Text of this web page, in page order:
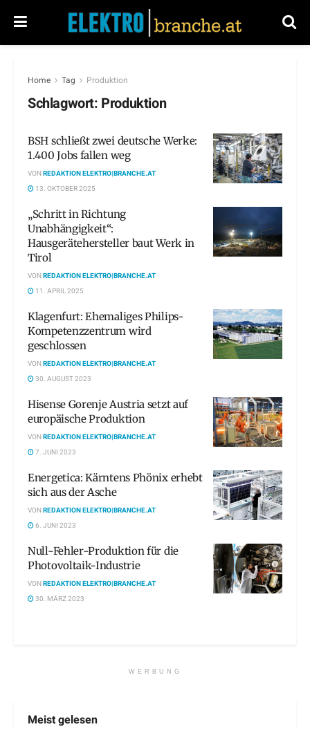
Home Tag Produktion
Schlagwort: Produktion
BSH schließt zwei deutsche Werke:
1.400 Jobs fallen weg
VONREDAKTION ELEKTRO|BRANCHE.AT
13. OKTOBER 2025
„Schritt in Richtung
Unabhängigkeit“:
Hausgerätehersteller baut Werk in
Tirol
VONREDAKTION ELEKTRO|BRANCHE.AT
11. APRIL 2025
Klagenfurt: Ehemaliges Philips-
Kompetenzzentrum wird
geschlossen
VONREDAKTION ELEKTRO|BRANCHE.AT
30. AUGUST 2023
Hisense Gorenje Austria setzt auf
europäische Produktion
VONREDAKTION ELEKTRO|BRANCHE.AT
7. JUNI 2023
Energetica: Kärntens Phönix erhebt
sich aus der Asche
VONREDAKTION ELEKTRO|BRANCHE.AT
6. JUNI 2023
Null-Fehler-Produktion für die
Photovoltaik-Industrie
VONREDAKTION ELEKTRO|BRANCHE.AT
30. MÄRZ 2023
WERBUNG
Meist gelesen